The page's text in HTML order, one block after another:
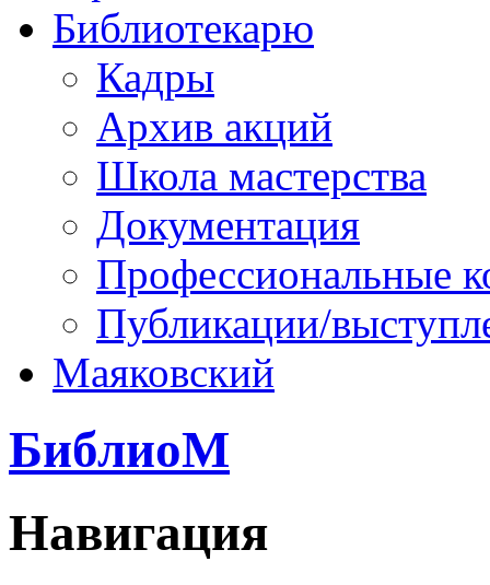
Библиотекарю
Кадры
Архив акций
Школа мастерства
Документация
Профессиональные
Публикации/
Маяковский
БиблиоМ
Навигация